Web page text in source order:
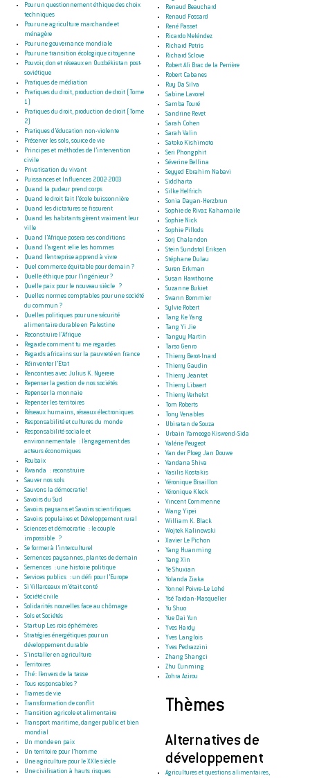
Pour un questionnement éthique des choix
techniques
Pour une agriculture marchande et
ménagère
Pour une gouvernance mondiale
Pour une transition écologique citoyenne
Pouvoir, don et réseaux en Ouzbékistan post-
soviétique
Pratiques de médiation
Pratiques du droit, production de droit (Tome
1)
Pratiques du droit, production de droit (Tome
2)
Pratiques d’éducation non-violente
Préserver les sols, source de vie
Principes et méthodes de l’intervention
civile
Privatisation du vivant
Puissances et Influences 2002-2003
Quand la pudeur prend corps
Quand le droit fait l’école buissonnière
Quand les dictatures se fissurent
Quand les habitants gèrent vraiment leur
ville
Quand l’Afrique posera ses conditions
Quand l’argent relie les hommes
Quand l’entreprise apprend à vivre
Quel commerce équitable pour demain ?
Quelle éthique pour l’ingénieur ?
Quelle paix pour le nouveau siècle ?
Quelles normes comptables pour une société
du commun ?
Quelles politiques pour une sécurité
alimentaire durable en Palestine
Reconstruire l’Afrique
Regarde comment tu me regardes
Regards africains sur la pauvreté en france
Réinventer l’Etat
Rencontres avec Julius K. Nyerere
Repenser la gestion de nos sociétés
Repenser la monnaie
Repenser les territoires
Réseaux humains, réseaux électroniques
Responsabilité et cultures du monde
Responsabilité sociale et
environnementale : l’engagement des
acteurs économiques
Roubaix
Rwanda : reconstruire
Sauver nos sols
Sauvons la démocratie !
Savoirs du Sud
Savoirs paysans et Savoirs scientifiques
Savoirs populaires et Développement rural
Sciences et démocratie : le couple
impossible ?
Se former à l’interculturel
Semences paysannes, plantes de demain
Semences : une histoire politique
Services publics : un défi pour l’Europe
Si Villarceaux m’était conté
Société civile
Solidarités nouvelles face au chômage
Sols et Sociétés
Start-up Les rois éphémères
Stratégies énergétiques pour un
développement durable
S’installer en agriculture
Territoires
Thé : l’envers de la tasse
Tous responsables ?
Trames de vie
Transformation de conflit
Transition agricole et alimentaire
Transport maritime, danger public et bien
mondial
Un monde en paix
Un territoire pour l’homme
Une agriculture pour le XXIe siècle
Une civilisation à hauts risques
Renaud Beauchard
Renaud Fossard
René Passet
Ricardo Meléndez
Richard Petris
Richard Sclove
Robert Ali Brac de la Perrière
Robert Cabanes
Ruy Da Silva
Sabine Lavorel
Samba Touré
Sandrine Revet
Sarah Cohen
Sarah Valin
Satoko Kishimoto
Seri Phongphit
Séverine Bellina
Seyyed Ebrahim Nabavi
Siddharta
Silke Helfrich
Sonia Dayan-Herzbrun
Sophie de Rivaz Kahamaile
Sophie Nick
Sophie Pillods
Sorj Chalandon
Stein Sundstol Eriksen
Stéphane Dulau
Suren Erkman
Susan Hawthorne
Suzanne Bukiet
Swann Bommier
Sylvie Robert
Tang Ke Yang
Tang Yi Jie
Tanguy Martin
Tarso Genro
Thierry Berot-Inard
Thierry Gaudin
Thierry Jeantet
Thierry Libaert
Thierry Verhelst
Tom Roberts
Tony Venables
Ubiratan de Souza
Urbain Yameogo Kiswend-Sida
Valérie Peugeot
Van der Ploeg Jan Douwe
Vandana Shiva
Vasilis Kostakis
Véronique Bisaillon
Véronique Kleck
Vincent Commenne
Wang Yipei
William K. Black
Wojtek Kalinowski
Xavier Le Pichon
Yang Huanming
Yang Xin
Ye Shuxian
Yolanda Ziaka
Yonnel Poivre-Le Lohé
Ysé Tardan-Masquelier
Yu Shuo
Yue Dai Yun
Yves Hardy
Yves Langlois
Yves Pedrazzini
Zhang Shangci
Zhu Cunming
Zohra Azirou
Thèmes
Alternatives de
développement
Agricultures et questions alimentaires,